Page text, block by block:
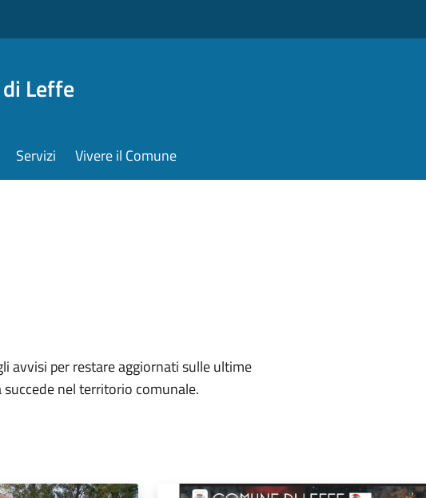
Leffe
Servizi Vivere il Comune
avvisi per restare aggiornati sulle ultime
nel territorio comunale.